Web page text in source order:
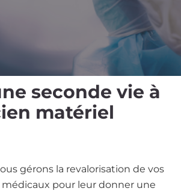
seconde vie à
matériel
gérons la revalorisation de vos
pour leur donner une